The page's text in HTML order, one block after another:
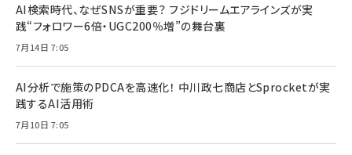
AI検索時代、なぜSNSが重要？ フジドリームエアラインズが実
践“フォロワー6倍・UGC200％増”の舞台裏
7月14日 7:05
AI分析で施策のPDCAを高速化！ 中川政七商店とSprocketが実
践するAI活用術
7月10日 7:05